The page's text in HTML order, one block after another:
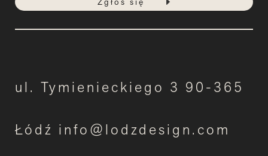
ul. Tymienieckiego 3 90-365
Łódź info@lodzdesign.com